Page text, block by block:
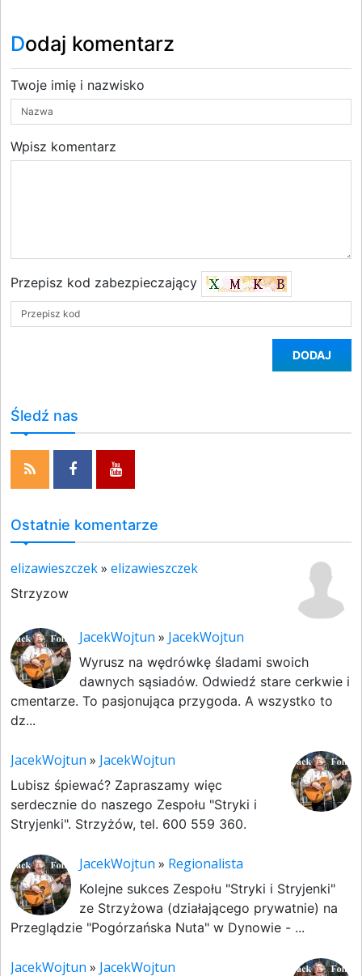
Dodaj komentarz
Twoje imię i nazwisko
Wpisz komentarz
Przepisz kod zabezpieczający
DODAJ
Śledź nas
Ostatnie komentarze
elizawieszczek» elizawieszczek
Strzyzow
JacekWojtun » JacekWojtun
Wyrusz na wędrówkę śladami swoich
dawnych sąsiadów. Odwiedź stare cerkwie i
cmentarze. To pasjonująca przygoda. A wszystko to
dz...
JacekWojtun » JacekWojtun
Lubisz śpiewać? Zapraszamy więc
serdecznie do naszego Zespołu "Stryki i
Stryjenki". Strzyżów, tel. 600 559 360.
JacekWojtun » Regionalista
Kolejne sukces Zespołu "Stryki i Stryjenki"
ze Strzyżowa (działającego prywatnie) na
Przeglądzie "Pogórzańska Nuta" w Dynowie - ...
JacekWojtun » JacekWojtun